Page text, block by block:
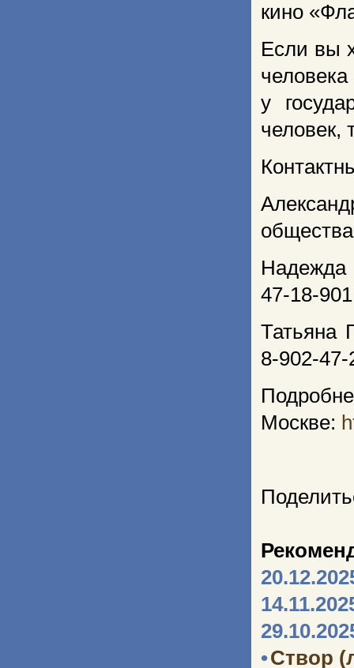
кино
Если вы
у
человек,
Надежда
47-18-
Татьяна
8-902-47-
Москве:
•Створ